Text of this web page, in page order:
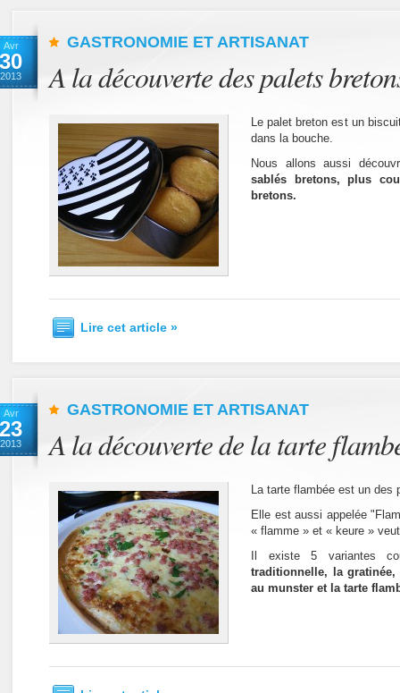
Avr
30
2013
GASTRONOMIE ET ARTISANAT
A la découverte des palets
Le palet breton est un
dans la bouche.
Nous allons aussi
sablés bretons, plus
bretons.
Lire cet article »
Avr
23
2013
GASTRONOMIE ET ARTISANAT
A la découverte de la tarte
La tarte flambée est un
Elle est aussi appelée
« flamme » et « keure »
Il existe 5 variantes
traditionnelle, la
au munster et la tarte